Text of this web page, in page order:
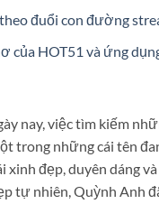
đuổi con đường
của HOT51 và ứng
nay, việc tìm kiếm
trong những cái tên
xinh đẹp, duyên dáng
tự nhiên, Quỳnh Anh